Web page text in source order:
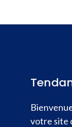
votre site